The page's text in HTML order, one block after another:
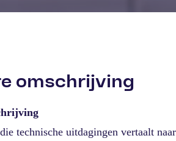
omschrijving
technische uitdagingen vertaalt